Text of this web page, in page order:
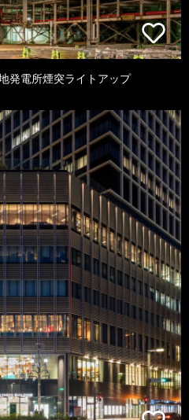
発電所煙突ライトアップ